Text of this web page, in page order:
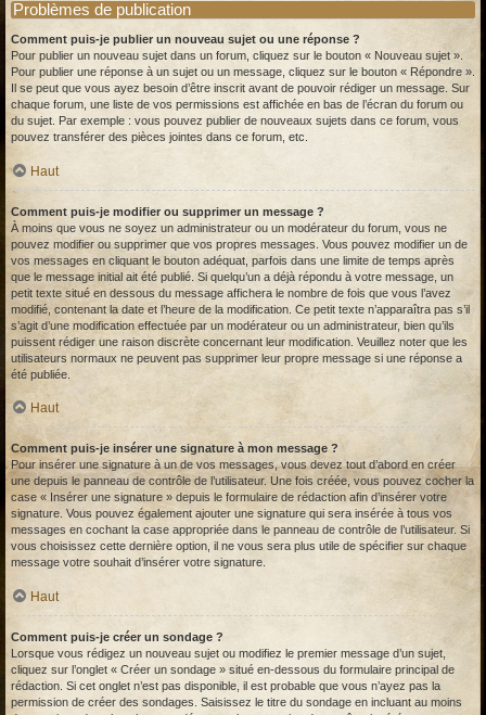
Problèmes de publication
Comment puis-je publier un nouveau sujet ou une réponse ?
Pour publier un nouveau sujet dans un forum, cliquez sur le bouton « Nouveau sujet ».
Pour publier une réponse à un sujet ou un message, cliquez sur le bouton « Répondre ».
Il se peut que vous ayez besoin d’être inscrit avant de pouvoir rédiger un message. Sur
chaque forum, une liste de vos permissions est affichée en bas de l’écran du forum ou
du sujet. Par exemple : vous pouvez publier de nouveaux sujets dans ce forum, vous
pouvez transférer des pièces jointes dans ce forum, etc.
Haut
Comment puis-je modifier ou supprimer un message ?
À moins que vous ne soyez un administrateur ou un modérateur du forum, vous ne
pouvez modifier ou supprimer que vos propres messages. Vous pouvez modifier un de
vos messages en cliquant le bouton adéquat, parfois dans une limite de temps après
que le message initial ait été publié. Si quelqu’un a déjà répondu à votre message, un
petit texte situé en dessous du message affichera le nombre de fois que vous l’avez
modifié, contenant la date et l’heure de la modification. Ce petit texte n’apparaîtra pas s’il
s’agit d’une modification effectuée par un modérateur ou un administrateur, bien qu’ils
puissent rédiger une raison discrète concernant leur modification. Veuillez noter que les
utilisateurs normaux ne peuvent pas supprimer leur propre message si une réponse a
été publiée.
Haut
Comment puis-je insérer une signature à mon message ?
Pour insérer une signature à un de vos messages, vous devez tout d’abord en créer
une depuis le panneau de contrôle de l’utilisateur. Une fois créée, vous pouvez cocher la
case « Insérer une signature » depuis le formulaire de rédaction afin d’insérer votre
signature. Vous pouvez également ajouter une signature qui sera insérée à tous vos
messages en cochant la case appropriée dans le panneau de contrôle de l’utilisateur. Si
vous choisissez cette dernière option, il ne vous sera plus utile de spécifier sur chaque
message votre souhait d’insérer votre signature.
Haut
Comment puis-je créer un sondage ?
Lorsque vous rédigez un nouveau sujet ou modifiez le premier message d’un sujet,
cliquez sur l’onglet « Créer un sondage » situé en-dessous du formulaire principal de
rédaction. Si cet onglet n’est pas disponible, il est probable que vous n’ayez pas la
permission de créer des sondages. Saisissez le titre du sondage en incluant au moins